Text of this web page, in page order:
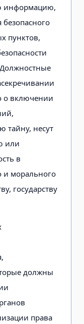
информацию,
пунктов,
о включении
тайну, несут
или
в
и морального
государству
должны
права